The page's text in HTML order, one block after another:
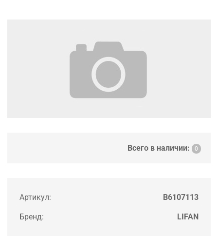
Всего в наличии: 0
Артикул: B6107113
Бренд: LIFAN